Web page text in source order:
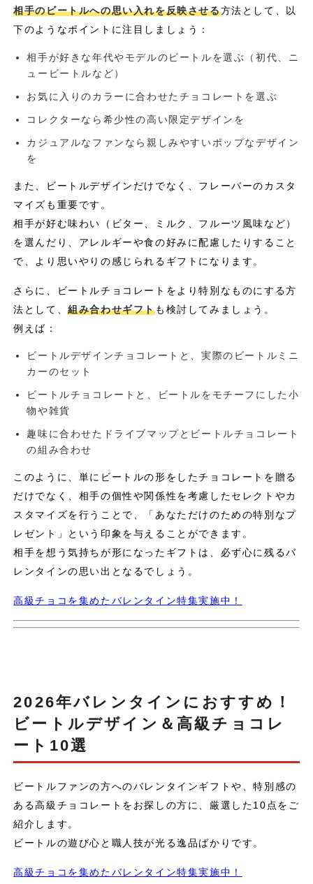
相手のビートルへの思い入れを反映させる方法として、以
下のようなポイントに注目しましょう：
相手が好きな年代やモデルのビートルを選ぶ（初代、ニ
ュービートルなど）
お気に入りのカラーに合わせたチョコレートを選ぶ
コレクターなら希少性の高い限定デザインを
カジュアルなファンなら親しみやすいポップなデザイン
を
また、ビートルデザインだけでなく、フレーバーのカスタ
マイズも重要です。
相手が好む味わい（ビター、ミルク、フルーツ風味など）
を選んだり、アレルギーや食の好みに配慮したりすること
で、より思いやりの感じられるギフトになります。
さらに、ビートルチョコレートをより特別なものにする方
法として、組み合わせギフトも検討してみましょう。
例えば：
ビートルデザインチョコレートと、実際のビートルミニ
カーのセット
ビートルチョコレートと、ビートルをモチーフにした小
物や雑貨
趣味に合わせたドライブマップとビートルチョコレート
の組み合わせ
このように、単にビートルの形をしたチョコレートを贈る
だけでなく、相手の個性や関係性を考慮したセレクトやカ
スタマイズを行うことで、「あなただけのための特別なプ
レゼント」という印象を与えることができます。
相手を想う気持ちが形になったギフトは、必ず心に残るバ
レンタインの思い出となるでしょう。
高級チョコを集めたバレンタイン特集実施中！
2026年バレンタインにおすすめ！
ビートルデザイン＆高級チョコレ
ート10選
ビートルファンの方へのバレンタインギフトや、特別感の
ある高級チョコレートをお探しの方に、厳選した10点をご
紹介します。
ビートルの遊び心と職人技が光る逸品ばかりです。
高級チョコを集めたバレンタイン特集実施中！